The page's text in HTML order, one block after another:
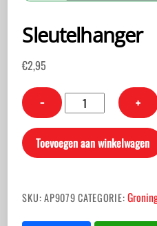
Sleutelhanger
€2,95
−
Sleutelhanger
aantal
+
Toevoegen aan winkelwagen
SKU:AP9079CATEGORIE: